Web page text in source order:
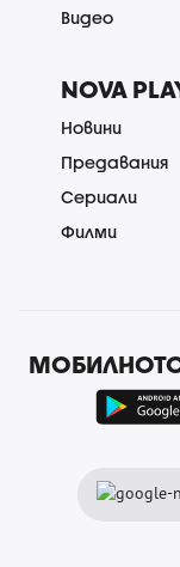
Видео
NOVA
Новини
Предавания
Сериали
Филми
МОБИЛНОТО